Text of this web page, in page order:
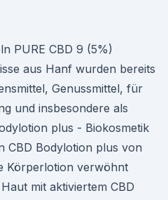
PURE CBD 9 (5%)
aus Hanf wurden bereits
Genussmittel, für
und insbesondere als
plus - Biokosmetik
CBD Bodylotion plus von
Körperlotion verwöhnt
mit aktiviertem CBD